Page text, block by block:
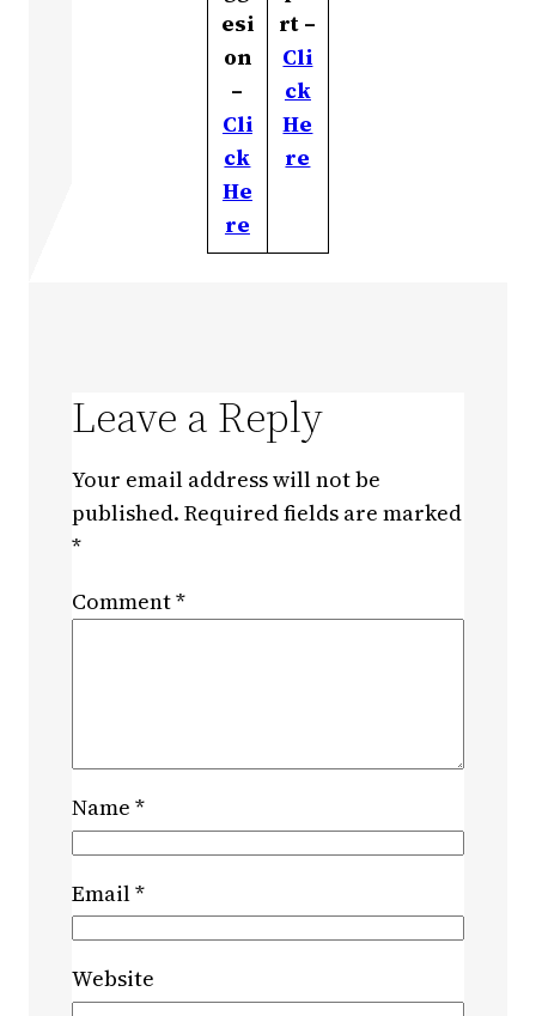
esi
on
–
Cli
ck
He
re
rt –
Cli
ck
He
re
Leave a Reply
Your email address will not be
published. Required fields are marked
*
Comment*
Name *
Email*
Website